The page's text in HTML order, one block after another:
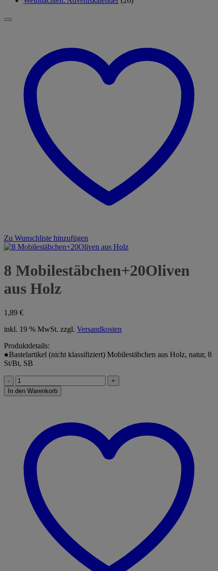
Zu Wunschliste hinzufügen
8 Mobilestäbchen+20Oliven
aus Holz
1,89 €
inkl. 19 % MwSt. zzgl. Versandkosten
Produktdetails:
●Bastelartikel (nicht klassifiziert) Mobilestäbchen aus Holz, natur, 8
St/Bt, SB
8
Mobilestäbchen+20Oliven
aus
In den Warenkorb